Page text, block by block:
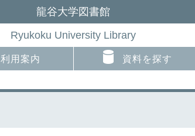
龍谷大学図書館
Ryukoku University Library
利用案内 資料を探す